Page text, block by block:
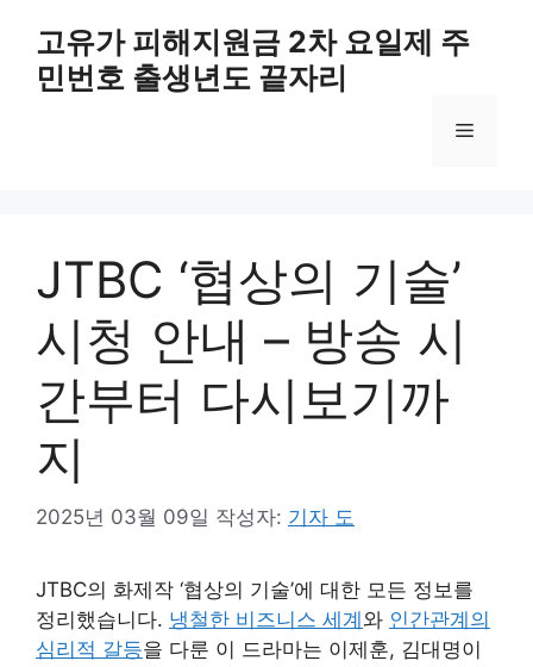
고유가 피해지원금 2차 요일제 주
민번호 출생년도 끝자리
메
JTBC ‘협상의 기술’
시청 안내 – 방송 시
간부터 다시보기까
지
2025년 03월 09일 작성자: 기자 도
JTBC의 화제작 ‘협상의 기술’에 대한 모든 정보를
정리했습니다. 냉철한 비즈니스 세계와 인간관계의
심리적 갈등을 다룬 이 드라마는 이제훈, 김대명이